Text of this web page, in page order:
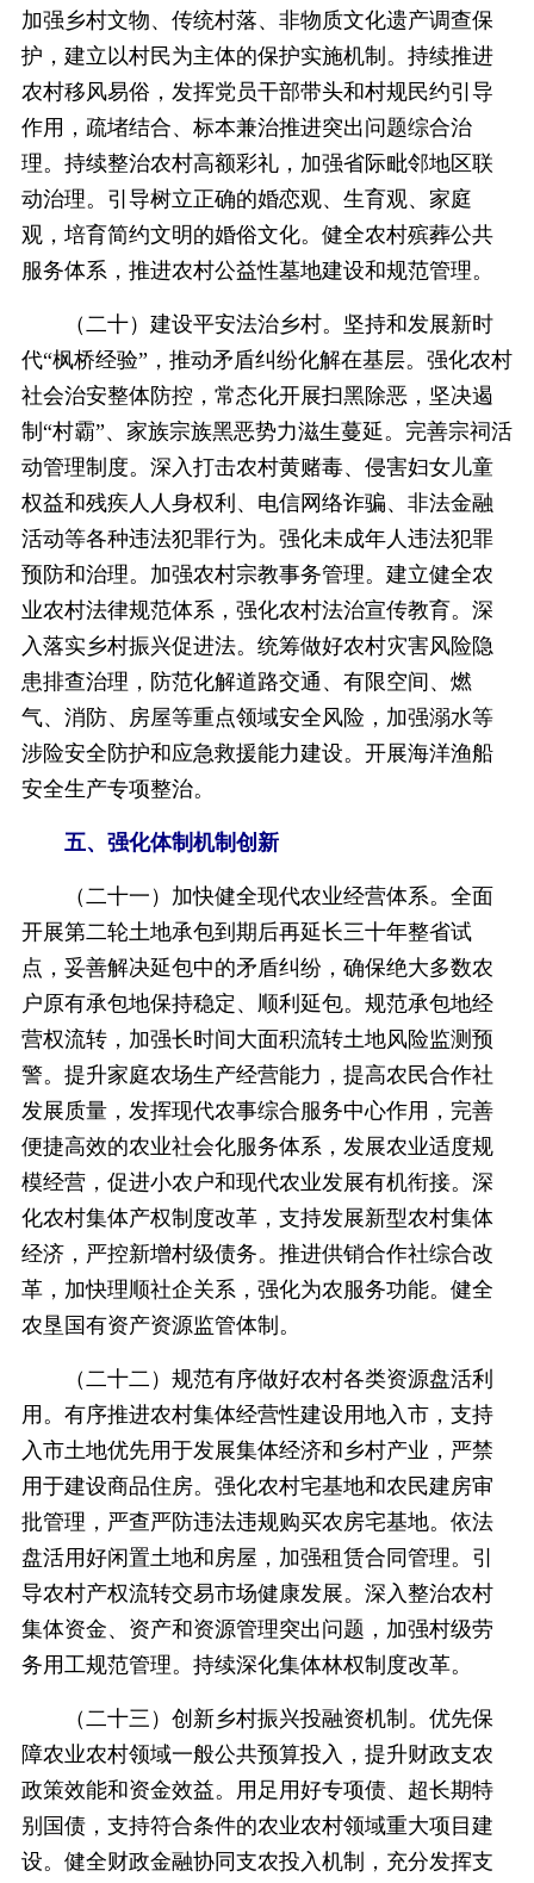
加强乡村文物、传统村落、非物质文化遗产调查保
护，建立以村民为主体的保护实施机制。持续推进
农村移风易俗，发挥党员干部带头和村规民约引导
作用，疏堵结合、标本兼治推进突出问题综合治
理。持续整治农村高额彩礼，加强省际毗邻地区联
动治理。引导树立正确的婚恋观、生育观、家庭
观，培育简约文明的婚俗文化。健全农村殡葬公共
服务体系，推进农村公益性墓地建设和规范管理。
（二十）建设平安法治乡村。坚持和发展新时
代“枫桥经验”，推动矛盾纠纷化解在基层。强化农村
社会治安整体防控，常态化开展扫黑除恶，坚决遏
制“村霸”、家族宗族黑恶势力滋生蔓延。完善宗祠活
动管理制度。深入打击农村黄赌毒、侵害妇女儿童
权益和残疾人人身权利、电信网络诈骗、非法金融
活动等各种违法犯罪行为。强化未成年人违法犯罪
预防和治理。加强农村宗教事务管理。建立健全农
业农村法律规范体系，强化农村法治宣传教育。深
入落实乡村振兴促进法。统筹做好农村灾害风险隐
患排查治理，防范化解道路交通、有限空间、燃
气、消防、房屋等重点领域安全风险，加强溺水等
涉险安全防护和应急救援能力建设。开展海洋渔船
安全生产专项整治。
五、强化体制机制创新
（二十一）加快健全现代农业经营体系。全面
开展第二轮土地承包到期后再延长三十年整省试
点，妥善解决延包中的矛盾纠纷，确保绝大多数农
户原有承包地保持稳定、顺利延包。规范承包地经
营权流转，加强长时间大面积流转土地风险监测预
警。提升家庭农场生产经营能力，提高农民合作社
发展质量，发挥现代农事综合服务中心作用，完善
便捷高效的农业社会化服务体系，发展农业适度规
模经营，促进小农户和现代农业发展有机衔接。深
化农村集体产权制度改革，支持发展新型农村集体
经济，严控新增村级债务。推进供销合作社综合改
革，加快理顺社企关系，强化为农服务功能。健全
农垦国有资产资源监管体制。
（二十二）规范有序做好农村各类资源盘活利
用。有序推进农村集体经营性建设用地入市，支持
入市土地优先用于发展集体经济和乡村产业，严禁
用于建设商品住房。强化农村宅基地和农民建房审
批管理，严查严防违法违规购买农房宅基地。依法
盘活用好闲置土地和房屋，加强租赁合同管理。引
导农村产权流转交易市场健康发展。深入整治农村
集体资金、资产和资源管理突出问题，加强村级劳
务用工规范管理。持续深化集体林权制度改革。
（二十三）创新乡村振兴投融资机制。优先保
障农业农村领域一般公共预算投入，提升财政支农
政策效能和资金效益。用足用好专项债、超长期特
别国债，支持符合条件的农业农村领域重大项目建
设。健全财政金融协同支农投入机制，充分发挥支